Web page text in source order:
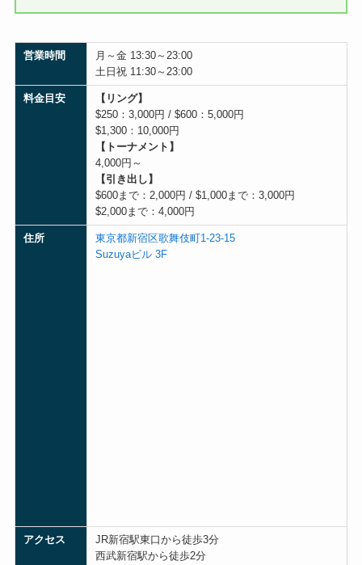
営業時間
月～金 13:30～23:00
土日祝 11:30～23:00
料金目安
【リング】
$250：3,000円 / $600：5,000円
$1,300：10,000円
【トーナメント】
4,000円～
【引き出し】
$600まで：2,000円 / $1,000まで：3,000円
$2,000まで：4,000円
住所
東京都新宿区歌舞伎町1-23-15
Suzuyaビル 3F
アクセス
JR新宿駅東口から徒歩3分
西武新宿駅から徒歩2分